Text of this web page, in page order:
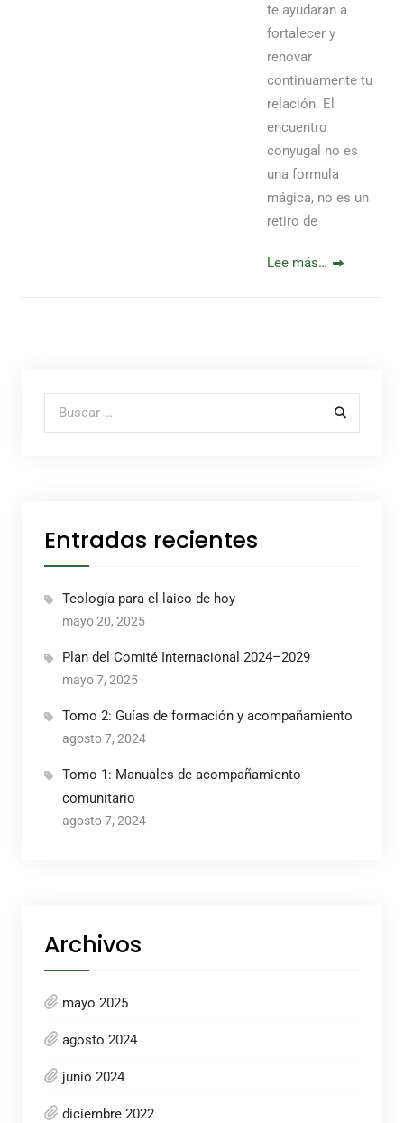
te ayudarán a
fortalecer y
renovar
continuamente tu
relación. El
encuentro
conyugal no es
una formula
mágica, no es un
retiro de
Lee más…
Buscar por:
Entradas recientes
Teología para el laico de hoy
mayo 20, 2025
Plan del Comité Internacional 2024–2029
mayo 7, 2025
Tomo 2: Guías de formación y acompañamiento
agosto 7, 2024
Tomo 1: Manuales de acompañamiento
comunitario
agosto 7, 2024
Archivos
mayo 2025
agosto 2024
junio 2024
diciembre 2022